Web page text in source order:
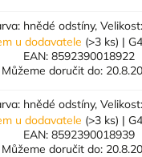
hnědé odstíny,
u dodavatele (>3 ks) |
EAN: 8592390018922
Můžeme doručit do:
hnědé odstíny,
u dodavatele (>3 ks) |
EAN: 8592390018939
Můžeme doručit do: